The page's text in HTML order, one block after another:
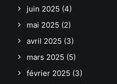
juin 2025 (4)
mai 2025 (2)
avril 2025 (3)
mars 2025 (5)
février 2025 (3)